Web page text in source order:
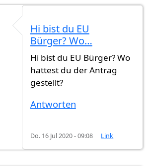
Hi bist du EU
Bürger? Wo…
Hi bist du EU Bürger? Wo
hattest du der Antrag
gestellt?
Antworten
Do. 16 Jul 2020 - 09:08 Link